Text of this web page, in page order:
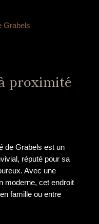
Grabels
proximité
de Grabels est un
réputé pour sa
Avec une
moderne, cet endroit
famille ou entre